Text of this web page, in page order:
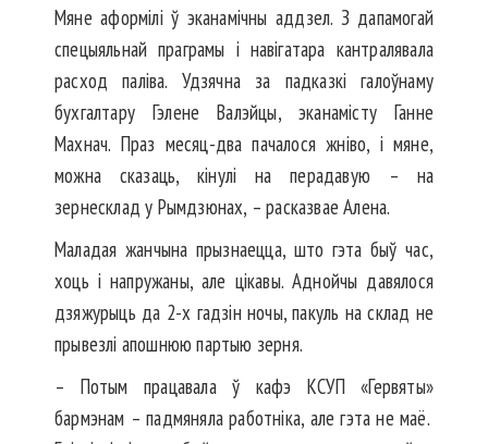
Мяне аформілі ў эканамічны аддзел. З дапамогай
спецыяльнай праграмы і навігатара кантралявала
расход паліва. Удзячна за падказкі галоўнаму
бухгалтару Гэлене Валэйцы, эканамісту Ганне
Махнач. Праз месяц-два пачалося жніво, і мяне,
можна сказаць, кінулі на перадавую – на
зернесклад у Рымдзюнах, – расказвае Алена.
Маладая жанчына прызнаецца, што гэта быў час,
хоць і напружаны, але цікавы. Аднойчы давялося
дзяжурыць да 2-х гадзін ночы, пакуль на склад не
прывезлі апошнюю партыю зерня.
– Потым працавала ў кафэ КСУП «Гервяты»
бармэнам – падмяняла работніка, але гэта не маё.